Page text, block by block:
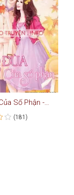
Trò Đùa Của Số Phận - Truyện Ngôn Tình
(181)